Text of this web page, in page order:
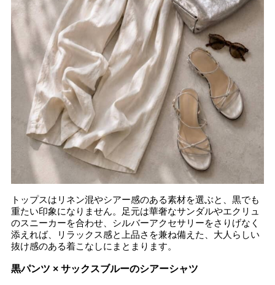
トップスはリネン混やシアー感のある素材を選ぶと、黒でも
重たい印象になりません。足元は華奢なサンダルやエクリュ
のスニーカーを合わせ、シルバーアクセサリーをさりげなく
添えれば、リラックス感と上品さを兼ね備えた、大人らしい
抜け感のある着こなしにまとまります。
黒パンツ × サックスブルーのシアーシャツ